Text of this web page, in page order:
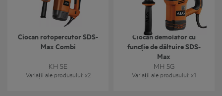
Ciocan rotopercutor SDS-
Max Combi
KH 5E
Variații ale produsului: x2
Ciocan demolator cu
funcție de dăltuire SDS-
Max
MH 5G
Variații ale produsului: x1